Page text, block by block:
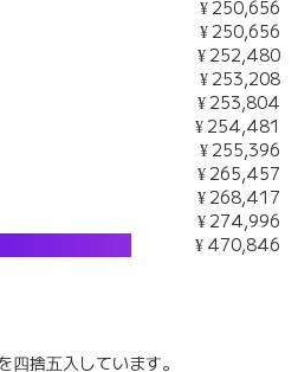
¥ 250,656
¥ 250,656
¥ 252,480
¥ 253,208
¥ 253,804
¥ 254,481
¥ 255,396
¥ 265,457
¥ 268,417
¥ 274,996
¥ 470,846
四捨五入しています。